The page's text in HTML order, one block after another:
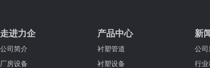
走进力企
公司简介
厂房设备
产品中心
衬塑管道
衬塑设备
新
公司
行业